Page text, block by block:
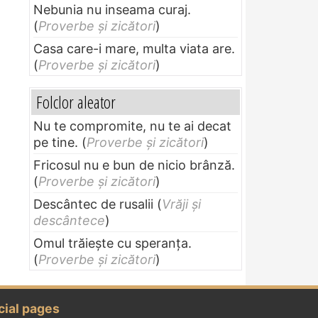
Nebunia nu inseama curaj.
(Proverbe și zicători)
Casa care-i mare, multa viata are.
(Proverbe și zicători)
Folclor aleator
Nu te compromite, nu te ai decat
pe tine. (Proverbe și zicători)
Fricosul nu e bun de nicio brânză.
(Proverbe și zicători)
Descântec de rusalii (Vrăji și
descântece)
Omul trăieşte cu speranţa.
(Proverbe și zicători)
pages